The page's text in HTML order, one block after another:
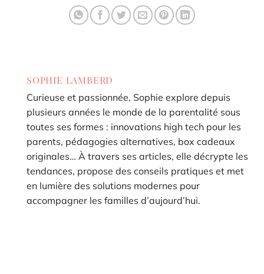
SOPHIE LAMBERD
Curieuse et passionnée, Sophie explore depuis
plusieurs années le monde de la parentalité sous
toutes ses formes : innovations high tech pour les
parents, pédagogies alternatives, box cadeaux
originales… À travers ses articles, elle décrypte les
tendances, propose des conseils pratiques et met
en lumière des solutions modernes pour
accompagner les familles d’aujourd’hui.